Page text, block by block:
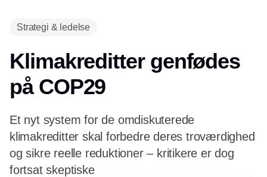
Strategi & ledelse
Klimakreditter genfødes
på COP29
Et nyt system for de omdiskuterede
klimakreditter skal forbedre deres troværdighed
og sikre reelle reduktioner – kritikere er dog
fortsat skeptiske